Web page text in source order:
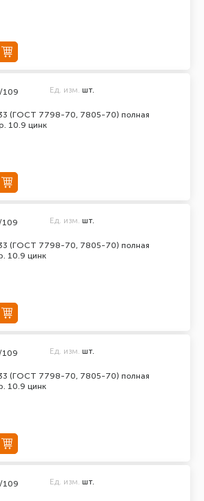
(ГОСТ 7798-70, 7805-70) полная
10.9 цинк
Ед. изм. шт.
(ГОСТ 7798-70, 7805-70) полная
10.9 цинк
Ед. изм. шт.
(ГОСТ 7798-70, 7805-70) полная
10.9 цинк
Ед. изм. шт.
Ед. изм. шт.